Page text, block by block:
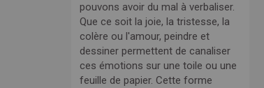
pouvons avoir du mal à verbaliser.
Que ce soit la joie, la tristesse, la
colère ou l'amour, peindre et
dessiner permettent de canaliser
ces émotions sur une toile ou une
feuille de papier. Cette forme